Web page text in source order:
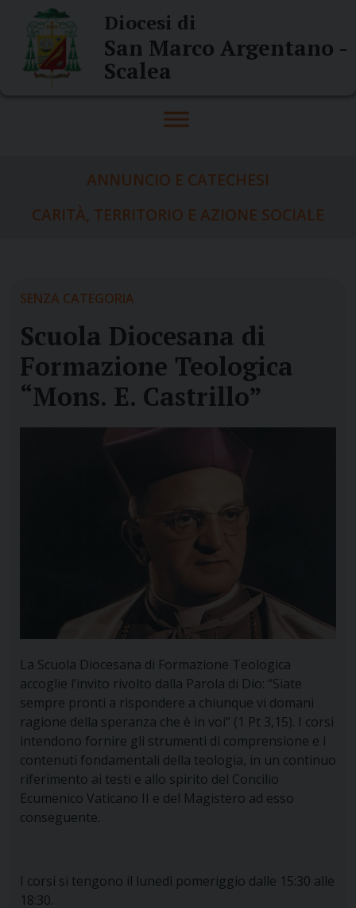
content
Diocesi di
San Marco Argentano -
Scalea
ANNUNCIO E CATECHESI
CARITÀ, TERRITORIO E AZIONE SOCIALE
SENZA CATEGORIA
Scuola Diocesana di
Formazione Teologica
“Mons. E. Castrillo”
La Scuola Diocesana di Formazione Teologica
accoglie l’invito rivolto dalla Parola di Dio: “Siate
sempre pronti a rispondere a chiunque vi domani
ragione della speranza che è in voi” (1 Pt 3,15). I corsi
intendono fornire gli strumenti di comprensione e i
contenuti fondamentali della teologia, in un continuo
riferimento ai testi e allo spirito del Concilio
Ecumenico Vaticano II e del Magistero ad esso
conseguente.
I corsi si tengono il lunedì pomeriggio dalle 15:30 alle
18:30.